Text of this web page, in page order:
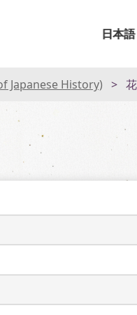
日本語
Japanese History)